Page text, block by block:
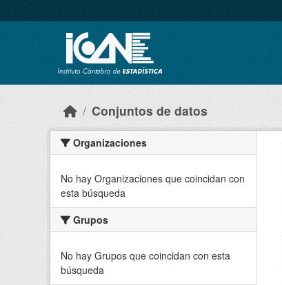
Conjuntos de datos
Organizaciones
No hay Organizaciones que coincidan con
esta búsqueda
Grupos
No hay Grupos que coincidan con esta
búsqueda